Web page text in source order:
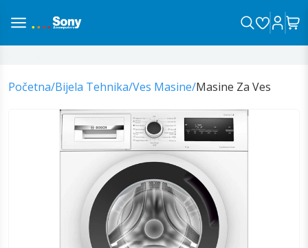
Početna/Bijela Tehnika/Ves Masine/Masine Za Ves